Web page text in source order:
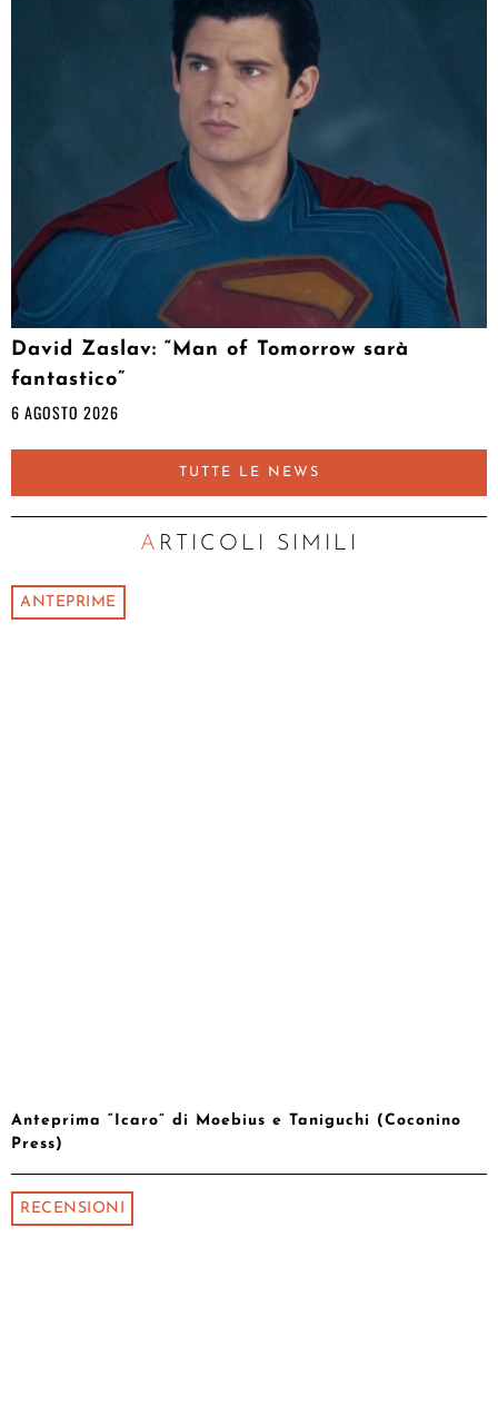
David Zaslav: “Man of Tomorrow sarà
fantastico”
6 AGOSTO 2026
TUTTE LE NEWS
ARTICOLI SIMILI
ANTEPRIME
Anteprima “Icaro” di Moebius e Taniguchi (Coconino
Press)
RECENSIONI